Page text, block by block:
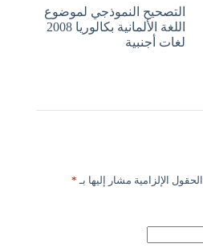
التصحيح النموذجي لموضوع
اللغة الألمانية بكالوريا 2008
لغات أجنبية
الحقول الإلزامية مشار إليها بـ *